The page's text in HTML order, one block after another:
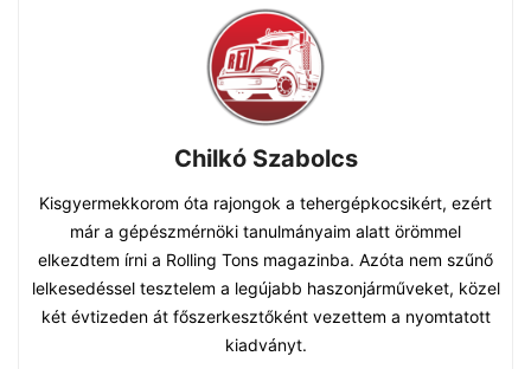
Chilkó Szabolcs
Kisgyermekkorom óta rajongok a tehergépkocsikért, ezért
már a gépészmérnöki tanulmányaim alatt örömmel
elkezdtem írni a Rolling Tons magazinba. Azóta nem szűnő
lelkesedéssel tesztelem a legújabb haszonjárműveket, közel
két évtizeden át főszerkesztőként vezettem a nyomtatott
kiadványt.